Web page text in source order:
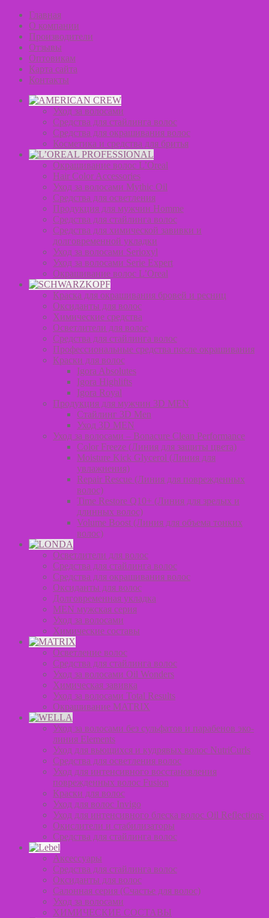
Главная
О компании
Производители
Отзывы
Оптовикам
Карта сайта
Контакты
Уход за волосами
Средства для стайлинга волос
Средства для окрашивания волос
Косметика и средства для бритья
Окрашивание волос L’Oreal
Hair Color Accessories
Уход за волосами Mythic Oil
Средства для осветления
Продукция для мужчин Homme
Средства для стайлинга волос
Средства для химической завивки и
долговременной укладки
Уход за волосами Serioxyl
Уход за волосами Serie Expert
Окрашивание волос L’Oreal
Краска для окрашивания бровей и ресниц
Оксиданты для волос
Химические средства
Осветлители для волос
Средства для стайлинга волос
Профессиональные средства после окрашивания
Краски для волос
Igora Absolutes
Igora Highlifts
Igora Royal
Продукция для мужчин 3D MEN
Стайлинг 3D Men
Уход 3D MEN
Уход за волосами – Bonacure Clean Performance
Color Freeze (Линия для защиты цвета)
Moisture Kick Glycerol (Линия для
увлажнения)
Repair Rescue (Линия для поврежденных
волос)
Time Restore Q10+ (Линия для зрелых и
длинных волос)
Volume Boost (Линия для объема тонких
волос)
Осветлители для волос
Средства для стайлинга волос
Средства для окрашивания волос
Оксиданты для волос
Долговременная укладка
MEN мужская серия
Уход за волосами
Химические составы
Осветление волос
Средства для стайлинга волос
Уход за волосами Oil Wonders
Химическая завивка
Уход за волосами Total Results
Окрашивание MATRIX
Уход за волосами без сульфатов и парабенов эко-
линия Elements
Уход для вьющихся и кудрявых волос NutriCurls
Средства для осветления волос
Уход для интенсивного восстановления
поврежденных волос Fusion
Краски для волос
Уход для волос Invigo
Уход для интенсивного блеска волос Oil Reflections
Окислители и стабилизаторы
Средства для стайлинга волос
Аксессуары
Средства для стайлинга волос
Оксиданты для волос
Салонная серия (Счастье для волос)
Уход за волосами
ХИМИЧЕСКИЕ СОСТАВЫ